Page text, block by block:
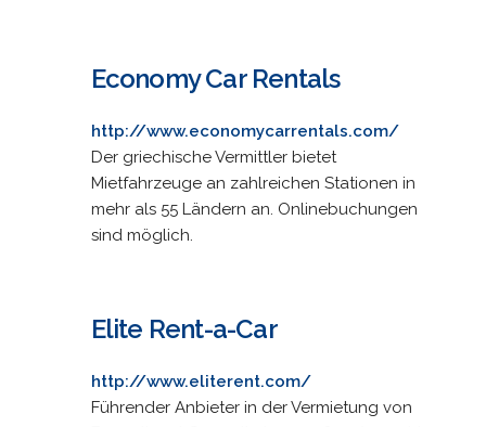
Economy Car Rentals
http://www.economycarrentals.com/
Der griechische Vermittler bietet
Mietfahrzeuge an zahlreichen Stationen in
mehr als 55 Ländern an. Onlinebuchungen
sind möglich.
Elite Rent-a-Car
http://www.eliterent.com/
Führender Anbieter in der Vermietung von